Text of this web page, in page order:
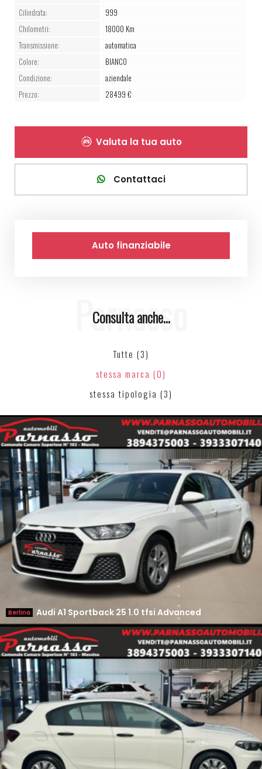
Cilindrata:
999
Chilometri:
18000 Km
Transmissione:
automatica
Colore:
BIANCO
Condizione:
aziendale
Prezzo:
28499 €
Valuta la tua auto
Contattaci
Auto finanziabile
Parnasso
Consulta anche...
Tutte (3)
stessa marca (0)
stessa tipologia (3)
Berlina Audi A1 Sportback 25 1.0 tfsi Advanced